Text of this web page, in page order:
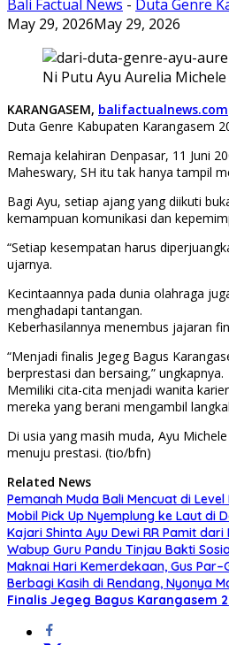
Bali Factual News - Duta Genre
May 29, 2026May 29, 2026
Ni Putu Ayu Aurelia Michele
KARANGASEM, balifactualnews.com
Duta Genre Kabupaten Karangasem
Remaja kelahiran Denpasar, 11 Juni
Maheswary, SH itu tak hanya tampil
Bagi Ayu, setiap ajang yang diikuti
kemampuan komunikasi dan
“Setiap kesempatan harus
ujarnya.
Kecintaannya pada dunia olahraga
menghadapi tantangan.
Keberhasilannya menembus jajaran
“Menjadi finalis Jegeg Bagus
berprestasi dan bersaing,” ungkapnya.
Memiliki cita-cita menjadi wanita
mereka yang berani mengambil
Di usia yang masih muda, Ayu
menuju prestasi. (tio/bfn)
Related News
Pemanah Muda Bali Mencuat di
Mobil Pick Up Nyemplung ke Laut di
Kajari Shinta Ayu Dewi RR Pamit
Wabup Guru Pandu Tinjau Bakti
Maknai Hari Kemerdekaan, Gus
Berbagi Kasih di Rendang, Nyonya
Finalis Jegeg Bagus Karangasem